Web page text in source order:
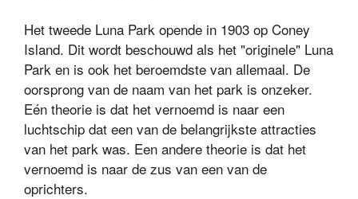
Het tweede Luna Park opende in 1903 op Coney
Island. Dit wordt beschouwd als het "originele" Luna
Park en is ook het beroemdste van allemaal. De
oorsprong van de naam van het park is onzeker.
Eén theorie is dat het vernoemd is naar een
luchtschip dat een van de belangrijkste attracties
van het park was. Een andere theorie is dat het
vernoemd is naar de zus van een van de
oprichters.